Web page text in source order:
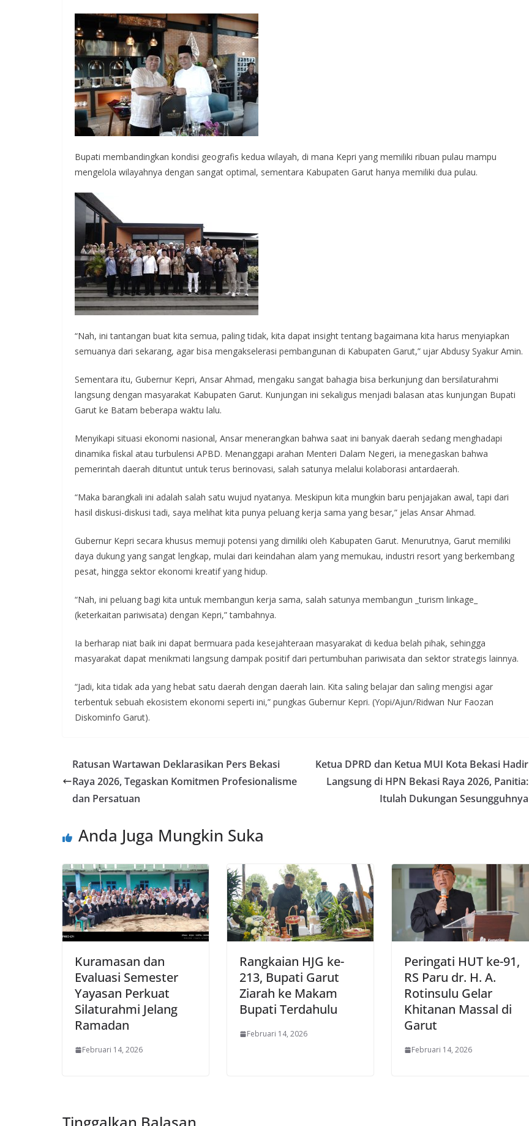
Bupati membandingkan kondisi geografis kedua wilayah, di mana Kepri yang memiliki ribuan pulau mampu
mengelola wilayahnya dengan sangat optimal, sementara Kabupaten Garut hanya memiliki dua pulau.
“Nah, ini tantangan buat kita semua, paling tidak, kita dapat insight tentang bagaimana kita harus menyiapkan
semuanya dari sekarang, agar bisa mengakselerasi pembangunan di Kabupaten Garut,” ujar Abdusy Syakur Amin.
Sementara itu, Gubernur Kepri, Ansar Ahmad, mengaku sangat bahagia bisa berkunjung dan bersilaturahmi
langsung dengan masyarakat Kabupaten Garut. Kunjungan ini sekaligus menjadi balasan atas kunjungan Bupati
Garut ke Batam beberapa waktu lalu.
Menyikapi situasi ekonomi nasional, Ansar menerangkan bahwa saat ini banyak daerah sedang menghadapi
dinamika fiskal atau turbulensi APBD. Menanggapi arahan Menteri Dalam Negeri, ia menegaskan bahwa
pemerintah daerah dituntut untuk terus berinovasi, salah satunya melalui kolaborasi antardaerah.
“Maka barangkali ini adalah salah satu wujud nyatanya. Meskipun kita mungkin baru penjajakan awal, tapi dari
hasil diskusi-diskusi tadi, saya melihat kita punya peluang kerja sama yang besar,” jelas Ansar Ahmad.
Gubernur Kepri secara khusus memuji potensi yang dimiliki oleh Kabupaten Garut. Menurutnya, Garut memiliki
daya dukung yang sangat lengkap, mulai dari keindahan alam yang memukau, industri resort yang berkembang
pesat, hingga sektor ekonomi kreatif yang hidup.
“Nah, ini peluang bagi kita untuk membangun kerja sama, salah satunya membangun _turism linkage_
(keterkaitan pariwisata) dengan Kepri,” tambahnya.
Ia berharap niat baik ini dapat bermuara pada kesejahteraan masyarakat di kedua belah pihak, sehingga
masyarakat dapat menikmati langsung dampak positif dari pertumbuhan pariwisata dan sektor strategis lainnya.
“Jadi, kita tidak ada yang hebat satu daerah dengan daerah lain. Kita saling belajar dan saling mengisi agar
terbentuk sebuah ekosistem ekonomi seperti ini,” pungkas Gubernur Kepri. (Yopi/Ajun/Ridwan Nur Faozan
Diskominfo Garut).
Ratusan Wartawan Deklarasikan Pers Bekasi
Raya 2026, Tegaskan Komitmen Profesionalisme
dan Persatuan
Ketua DPRD dan Ketua MUI Kota Bekasi Hadir
Langsung di HPN Bekasi Raya 2026, Panitia:
Itulah Dukungan Sesungguhnya
Anda Juga Mungkin Suka
Kuramasan dan
Evaluasi Semester
Yayasan Perkuat
Silaturahmi Jelang
Ramadan
Februari 14, 2026
Rangkaian HJG ke-
213, Bupati Garut
Ziarah ke Makam
Bupati Terdahulu
Februari 14, 2026
Peringati HUT ke-91,
RS Paru dr. H. A.
Rotinsulu Gelar
Khitanan Massal di
Garut
Februari 14, 2026